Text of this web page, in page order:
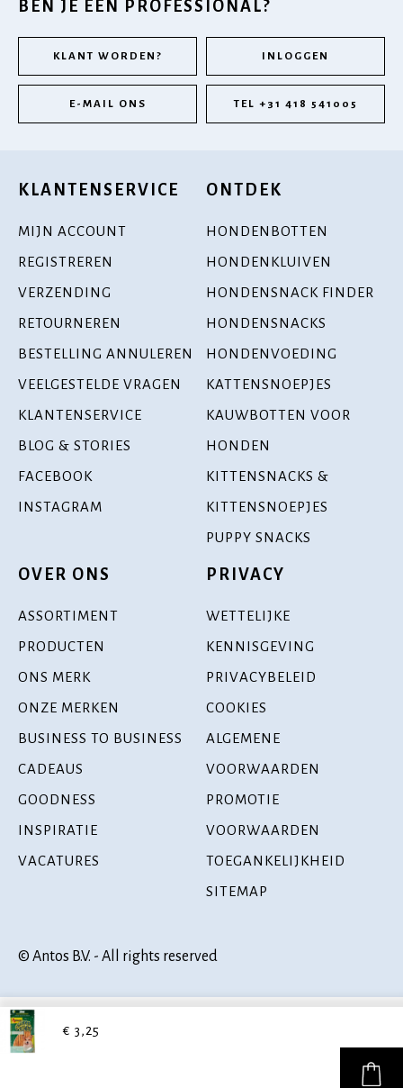
€ 3,25
BEN JE EEN PROFESSIONAL?
KLANT WORDEN? INLOGGEN
E-MAIL ONS TEL +31 418 541005
KLANTENSERVICE
MIJN ACCOUNT
REGISTREREN
VERZENDING
RETOURNEREN
BESTELLING ANNULEREN
VEELGESTELDE VRAGEN
KLANTENSERVICE
BLOG & STORIES
FACEBOOK
INSTAGRAM
ONTDEK
HONDENBOTTEN
HONDENKLUIVEN
HONDENSNACK FINDER
HONDENSNACKS
HONDENVOEDING
KATTENSNOEPJES
KAUWBOTTEN VOOR
HONDEN
KITTENSNACKS &
KITTENSNOEPJES
PUPPY SNACKS
OVER ONS
ASSORTIMENT
PRODUCTEN
ONS MERK
ONZE MERKEN
BUSINESS TO BUSINESS
CADEAUS
GOODNESS
INSPIRATIE
VACATURES
PRIVACY
WETTELIJKE
KENNISGEVING
PRIVACYBELEID
COOKIES
ALGEMENE
VOORWAARDEN
PROMOTIE
VOORWAARDEN
TOEGANKELIJKHEID
SITEMAP
© Antos B.V. - All rights reserved